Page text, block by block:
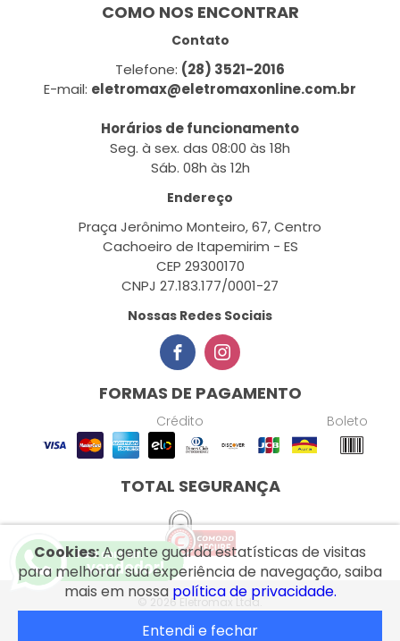
COMO NOS ENCONTRAR
Contato
Telefone: (28) 3521-2016
E-mail: eletromax@eletromaxonline.com.br
Horários de funcionamento
Seg. à sex. das 08:00 às 18h
Sáb. 08h às 12h
Endereço
Praça Jerônimo Monteiro, 67, Centro
Cachoeiro de Itapemirim - ES
CEP 29300170
CNPJ 27.183.177/0001-27
Nossas Redes Sociais
FORMAS DE PAGAMENTO
Crédito Boleto
TOTAL SEGURANÇA
Cookies:A gente guarda estatísticas de visitas
para melhorar sua experiência de navegação, saiba
mais em nossa política de privacidade.
Entendi e fechar
© 2026 Eletromax Ltda.